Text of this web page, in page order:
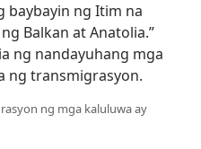
baybayin ng Itim na
Balkan at Anatolia.”
ng nandayuhang mga
ng transmigrasyon.
ng mga kaluluwa ay